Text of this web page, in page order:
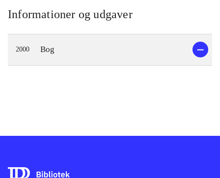
Informationer og udgaver
2000 Bog